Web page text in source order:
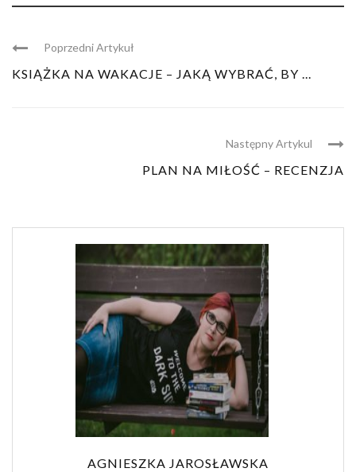
Poprzedni Artykuł
KSIĄŻKA NA WAKACJE – JAKĄ WYBRAĆ, BY ...
Następny Artykul
PLAN NA MIŁOŚĆ – RECENZJA
AGNIESZKA JAROSŁAWSKA